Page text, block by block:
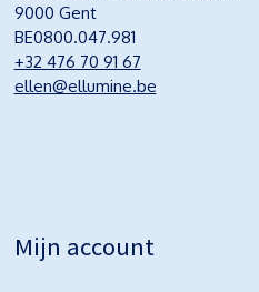
9000 Gent
BE0800.047.981
+32 476 70 91 67
ellen@ellumine.be
Mijn account